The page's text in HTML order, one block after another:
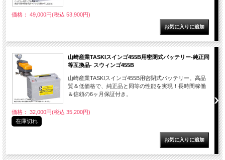
価格： 49,000円(税込 53,900円)
山崎産業TASKIスインゴ455B用密閉式バッテリー-純正同
等互換品- スウィンゴ455B
山崎産業TASKIスインゴ455B用密閉式バッテリー。高品
質＆低価格で、純正品と同等の性能を実現！長時間稼働
＆信頼の6ヶ月保証付き。
価格： 32,000円(税込 35,200円)
在庫切れ